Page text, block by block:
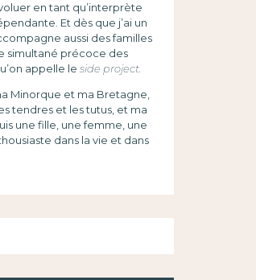
en tant qu’interprète
Et dès que j’ai un
aussi des familles
simultané précoce des
appelle le side project.
Minorque et ma Bretagne,
tendres et les tutus, et ma
une fille, une femme, une
dans la vie et dans